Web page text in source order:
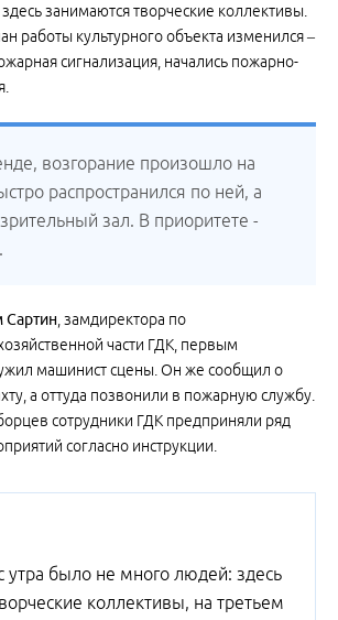
занимаются творческие коллективы.
работы культурного объекта изменился –
сигнализация, начались пожарно-
возгорание произошло на
распространился по ней, а
зал. В приоритете -
Сартин, замдиректора по
части ГДК, первым
машинист сцены. Он же сообщил о
а оттуда позвонили в пожарную службу.
сотрудники ГДК предприняли ряд
согласно инструкции.
утра было не много людей: здесь
коллективы, на третьем